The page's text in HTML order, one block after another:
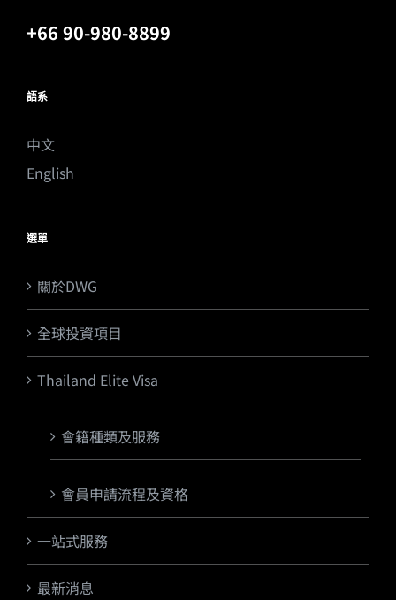
+66 90-980-8899
語系
中文
English
選單
關於DWG
全球投資項目
Thailand Elite Visa
會籍種類及服務
會員申請流程及資格
一站式服務
最新消息